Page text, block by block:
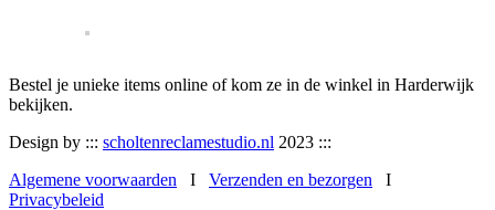
Bestel je unieke items online of kom ze in de winkel in Harderwijk
bekijken.
Design by ::: scholtenreclamestudio.nl 2023 :::
Algemene voorwaarden I Verzenden en bezorgen I
Privacybeleid